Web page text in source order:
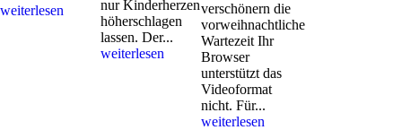
weiterlesen
nur Kinderherzen
höherschlagen
lassen. Der...
weiterlesen
verschönern die
vorweihnachtliche
Wartezeit Ihr
Browser
unterstützt das
Videoformat
nicht. Für...
weiterlesen